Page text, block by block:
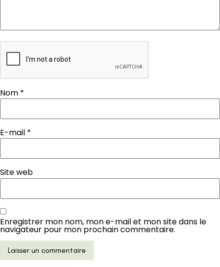
Nom *
E-mail *
Site web
Enregistrer mon nom, mon e-mail et mon site dans le
navigateur pour mon prochain commentaire.